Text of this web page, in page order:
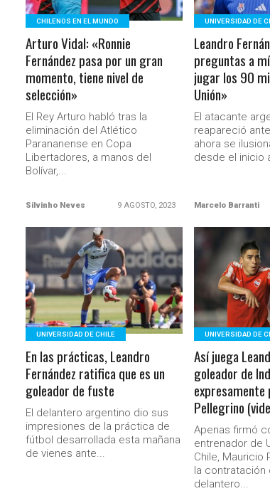
CHILENOS EN EL MUNDO
Arturo Vidal: «Ronnie
Fernández pasa por un gran
momento, tiene nivel de
selección»
El Rey Arturo habló tras la
eliminación del Atlético
Parananense en Copa
Libertadores, a manos del
Bolívar,...
Silvinho Neves 9 AGOSTO, 2023
UNIVERSIDAD DE
Leandro
preguntas a
jugar los 90
Unión»
El atacante
reapareció
ahora se
desde el inicio
Marcelo Barranti
LEER MÁS
UNIVERSIDAD DE CHILE
En las prácticas, Leandro
Fernández ratifica que es un
goleador de fuste
El delantero argentino dio sus
impresiones de la práctica de
fútbol desarrollada esta mañana
de vienes ante...
UNIVERSIDAD DE
Así juega
goleador de
expresamente
Pellegrino
Apenas firmó
entrenador de
Chile, Mauricio
la contratación
delantero...